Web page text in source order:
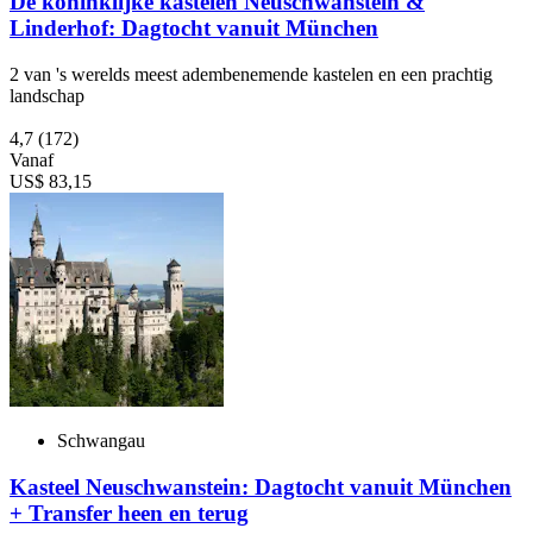
Linderhof: Dagtocht vanuit München
2 van 's werelds meest adembenemende kastelen en een prachtig
landschap
4,7 (172)
Vanaf
US$ 83,15
Schwangau
Kasteel Neuschwanstein: Dagtocht vanuit München
+ Transfer heen en terug